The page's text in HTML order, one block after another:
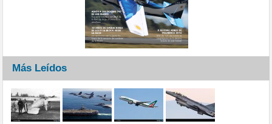
Más Leídos